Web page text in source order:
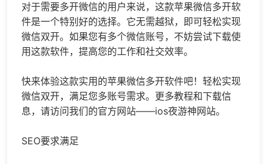
对于需要多开微信的用户来说，这款苹果微信多开软
件是一个特别好的选择。它无需越狱，即可轻松实现
微信双开。如果您有多个微信账号，不妨尝试下载使
用这款软件，提高您的工作和社交效率。
快来体验这款实用的苹果微信多开软件吧！轻松实现
微信双开，满足您多账号需求。更多教程和下载信
息，请访问我们的官方网站——ios夜游神网站。
SEO要求满足